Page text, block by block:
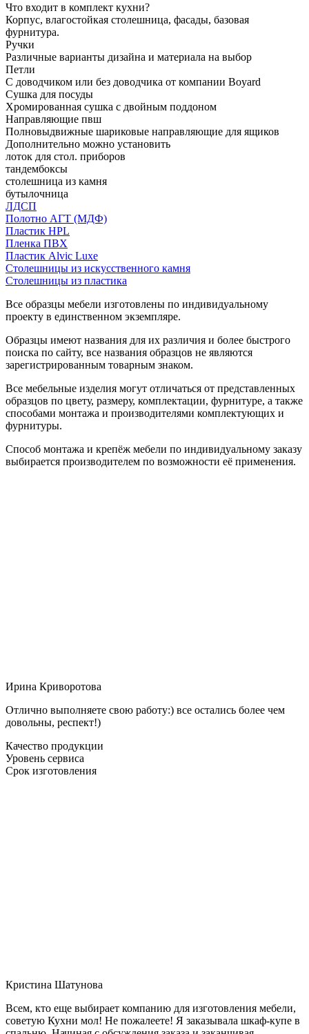
Что входит в комплект кухни?
Корпус, влагостойкая столешница, фасады, базовая
фурнитура.
Ручки
Различные варианты дизайна и материала на выбор
Петли
С доводчиком или без доводчика от компании Boyard
Сушка для посуды
Хромированная сушка с двойным поддоном
Направляющие пвш
Полновыдвижные шариковые направляющие для ящиков
Дополнительно можно установить
лоток для стол. приборов
тандембоксы
столешница из камня
бутылочница
ЛДСП
Полотно АГТ (МДФ)
Пластик HPL
Пленка ПВХ
Пластик Alvic Luxe
Столешницы из искусственного камня
Столешницы из пластика
Все образцы мебели изготовлены по индивидуальному
проекту в единственном экземпляре.
Образцы имеют названия для их различия и более быстрого
поиска по сайту, все названия образцов не являются
зарегистрированным товарным знаком.
Все мебельные изделия могут отличаться от представленных
образцов по цвету, размеру, комплектации, фурнитуре, а также
способами монтажа и производителями комплектующих и
фурнитуры.
Способ монтажа и крепёж мебели по индивидуальному заказу
выбирается производителем по возможности её применения.
Ирина Криворотова
Отлично выполняете свою работу:) все остались более чем
довольны, респект!)
Качество продукции
Уровень сервиса
Срок изготовления
Кристина Шатунова
Всем, кто еще выбирает компанию для изготовления мебели,
советую Кухни мол! Не пожалеете! Я заказывала шкаф-купе в